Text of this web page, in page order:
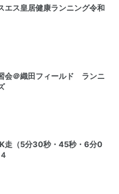
エス皇居健康ランニング令和
会＠織田フィールド ランニ
走（5分30秒・45秒・6分0